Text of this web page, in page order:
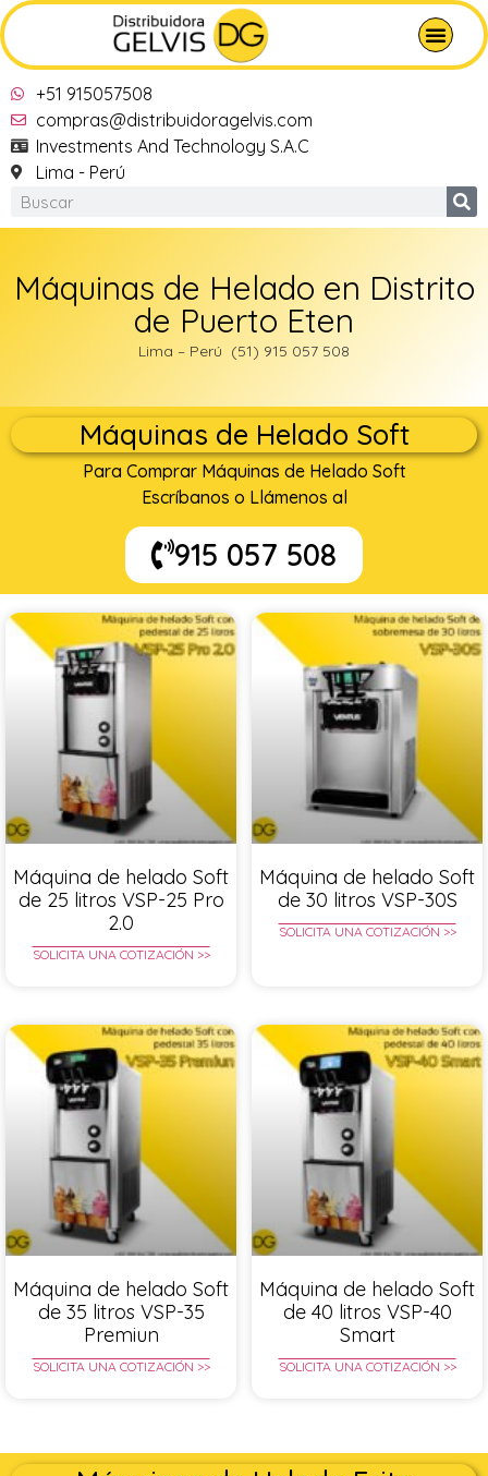
+51 915057508
compras@distribuidoragelvis.com
Investments And Technology S.A.C
Lima - Perú
Máquinas de Helado en Distrito
de Puerto Eten
Lima – Perú (51) 915 057 508
Máquinas de Helado Soft
Para Comprar Máquinas de Helado Soft
Escríbanos o Llámenos al
915 057 508
Máquina de helado Soft
de 25 litros VSP-25 Pro
2.0
SOLICITA UNA COTIZACIÓN >>
Máquina de helado Soft
de 30 litros VSP-30S
SOLICITA UNA COTIZACIÓN >>
Máquina de helado Soft
de 35 litros VSP-35
Premiun
SOLICITA UNA COTIZACIÓN >>
Máquina de helado Soft
de 40 litros VSP-40
Smart
SOLICITA UNA COTIZACIÓN >>